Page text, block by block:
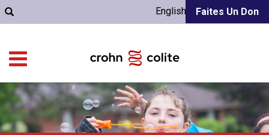
Faites Un Don
English